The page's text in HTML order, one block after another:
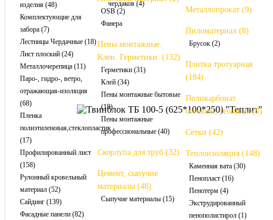
изделия (48)
Комплектующие для
забора (7)
Лестницы Чердачные (18)
Лист плоский (24)
Металлочерепица (11)
Паро-, гидро-, ветро,
отражающая-изоляция
(68)
Пленка
полиэтиленовая,стеклопластик
(17)
Профилированный лист
(158)
Рулонный кровельный
материал (52)
Сайдинг (139)
Фасадные панели (82)
чердаков (4)
OSB (2)
Фанера
Пены монтажные.
Клеи. Герметики. (132)
Герметики (31)
Клей (34)
Пены монтажные бытовые
(18)
Пены монтажные
профессиональные (40)
Скорлупа для труб (32)
Цемент, сыпучие
материалы (48)
Сыпучие материалы (15)
Металлопрокат (9)
Пиломатериал (8)
Брусок (2)
Плитка тротуарная
(184)
Поликарбонат
сотовый, теплицы (5)
Сетки (42)
Теплоизоляция (148)
Каменная вата (30)
Пенопласт (16)
Пенотерм (4)
Экструдированный
пенополистирол (1)